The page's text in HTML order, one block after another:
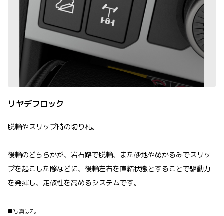
リヤデフロック
脱輪やスリップ時の切り札。
後輪のどちらかが、岩石路で脱輪、また砂地やぬかるみでスリッ
プを起こした際などに、後輪左右を直結状態とすることで駆動力
を発揮し、走破性を高めるシステムです。
■写真はZ。